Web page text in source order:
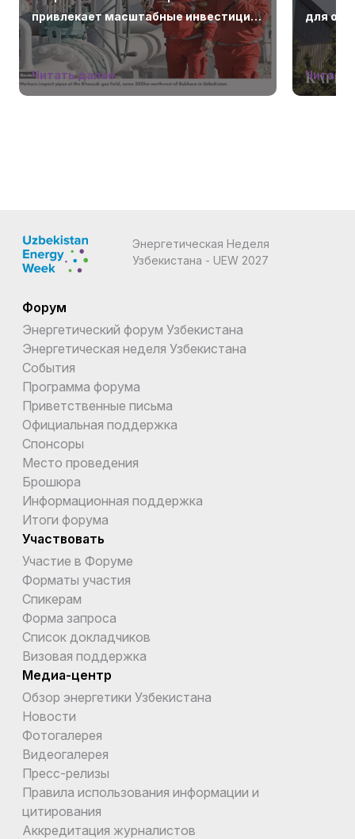
привлекает масштабные инвестиции
стран Залива
Читать далее
для
Читать
Энергетическая Неделя
Узбекистана - UEW 2027
Форум
Энергетический форум Узбекистана
Энергетическая неделя Узбекистана
События
Программа форума
Приветственные письма
Официальная поддержка
Спонсоры
Место проведения
Брошюра
Информационная поддержка
Итоги форума
Участвовать
Участие в Форуме
Форматы участия
Спикерам
Форма запроса
Список докладчиков
Визовая поддержка
Медиа-центр
Обзор энергетики Узбекистана
Новости
Фотогалерея
Видеогалерея
Пресс-релизы
Правила использования информации и
цитирования
Аккредитация журналистов